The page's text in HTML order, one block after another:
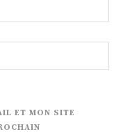
ET MON SITE